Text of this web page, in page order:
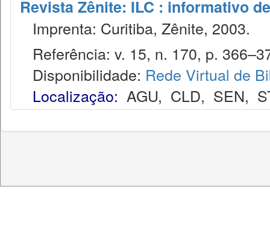
Revista Zênite: ILC : informativo
Imprenta: Curitiba, Zênite, 2003.
Referência: v. 15, n. 170, p.
Disponibilidade: Rede Virtual de
Localização: AGU, CLD, SEN,